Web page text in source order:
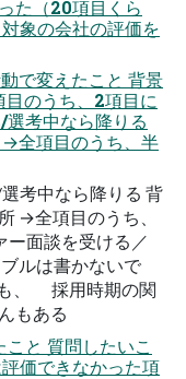
た（20項目くら
象の会社の評価を
で変えたこと 背景
のうち、2項目に
考中なら降りる
全項目のうち、半
考中なら降りる 背
→全項目のうち、
面談を受ける／
ルは書かないで
、 採用時期の関
もある
と 質問したいこ
価できなかった項